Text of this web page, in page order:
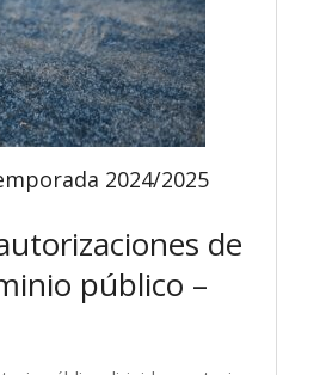
2024/2025
de
público –